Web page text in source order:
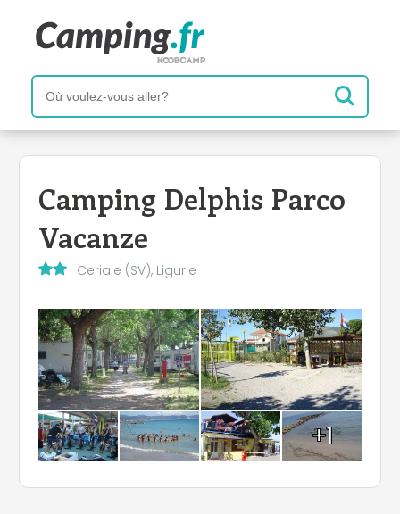
Camping Delphis Parco
Vacanze
Ceriale (SV), Ligurie
+1